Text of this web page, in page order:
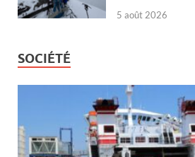
5 août 2026
SOCIÉTÉ